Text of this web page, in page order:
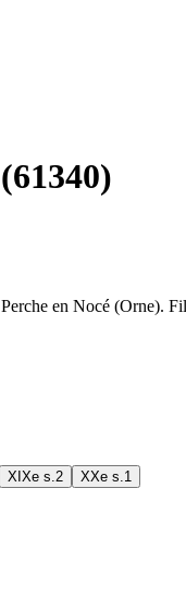
(61340)
Perche en Nocé (Orne).
XIXe s. 2 XXe s. 1